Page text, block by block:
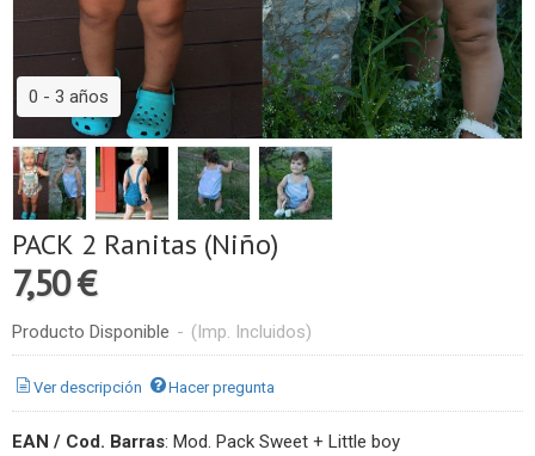
0 - 3 años
PACK 2 Ranitas (Niño)
7,50 €
Producto Disponible - (Imp. Incluidos)
Ver descripción Hacer pregunta
EAN / Cod. Barras: Mod. Pack Sweet + Little boy